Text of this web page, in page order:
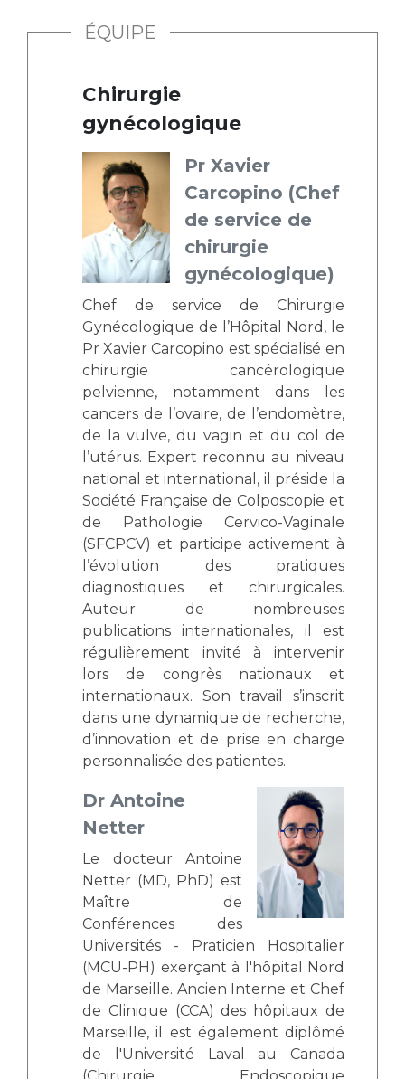
ÉQUIPE
Chirurgie
gynécologique
Pr Xavier
Carcopino (Chef
de service de
chirurgie
gynécologique)
Chef de service de Chirurgie
Gynécologique de l’Hôpital Nord, le
Pr Xavier Carcopino est spécialisé en
chirurgie cancérologique
pelvienne, notamment dans les
cancers de l’ovaire, de l’endomètre,
de la vulve, du vagin et du col de
l’utérus. Expert reconnu au niveau
national et international, il préside la
Société Française de Colposcopie et
de Pathologie Cervico-Vaginale
(SFCPCV) et participe activement à
l’évolution des pratiques
diagnostiques et chirurgicales.
Auteur de nombreuses
publications internationales, il est
régulièrement invité à intervenir
lors de congrès nationaux et
internationaux. Son travail s’inscrit
dans une dynamique de recherche,
d’innovation et de prise en charge
personnalisée des patientes.
Dr Antoine
Netter
Le docteur Antoine
Netter (MD, PhD) est
Maître de
Conférences des
Universités - Praticien Hospitalier
(MCU-PH) exerçant à l'hôpital Nord
de Marseille. Ancien Interne et Chef
de Clinique (CCA) des hôpitaux de
Marseille, il est également diplômé
de l'Université Laval au Canada